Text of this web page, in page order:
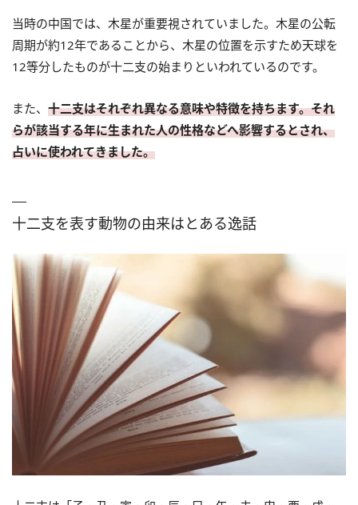
当時の中国では、木星が重要視されていました。木星の公転
周期が約12年であることから、木星の位置を示すため天球を
12等分したものが十二支の始まりといわれているのです。
また、 十二支はそれぞれ異なる意味や特徴を持ちます。それ
らが該当する年に生まれた人の性格などへ影響するとされ、
占いに使われてきました。
十二支を表す動物の由来はとある逸話